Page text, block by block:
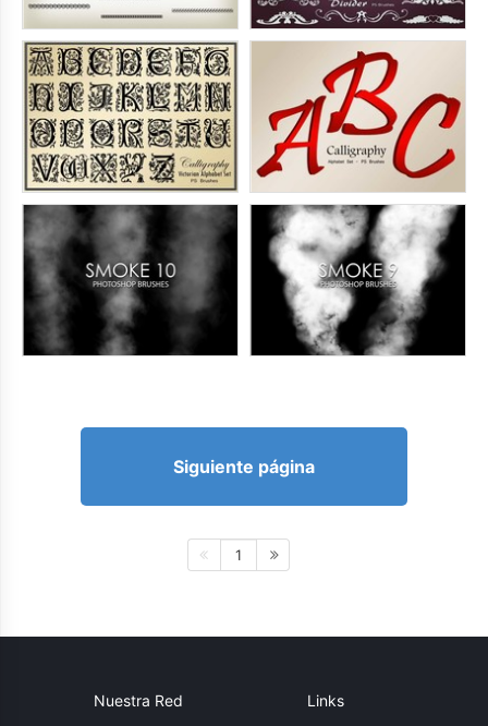
Siguiente página
1
Nuestra Red Links